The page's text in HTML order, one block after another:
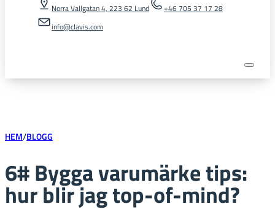
Norra Vallgatan 4, 223 62 Lund
+46 705 37 17 28
info@clavis.com
HEM/BLOGG
6# Bygga varumärke tips:
hur blir jag top-of-mind?